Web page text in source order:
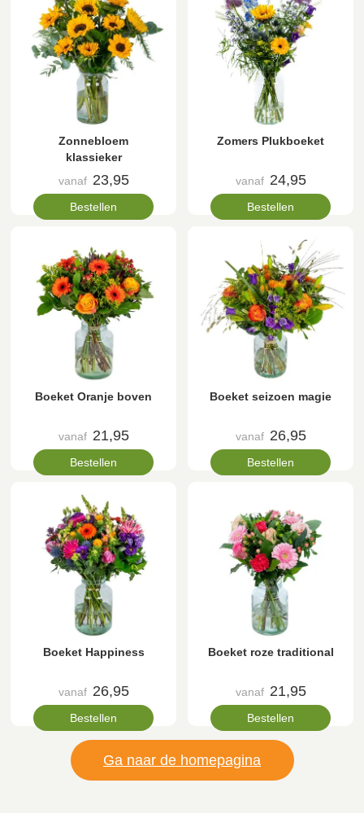
Zonnebloem
klassieker
vanaf 23,95
Bestellen
Zomers Plukboeket
vanaf 24,95
Bestellen
Boeket Oranje boven
vanaf 21,95
Bestellen
Boeket seizoen magie
vanaf 26,95
Bestellen
Boeket Happiness
vanaf 26,95
Bestellen
Boeket roze traditional
vanaf 21,95
Bestellen
Ga naar de homepagina